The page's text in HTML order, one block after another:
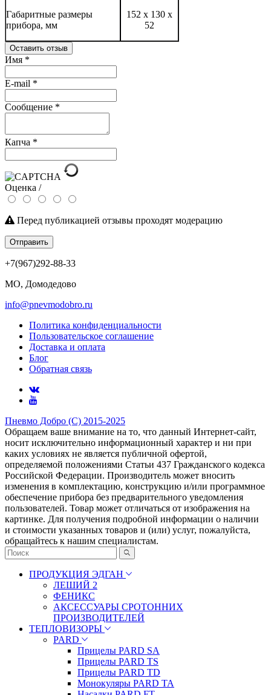
Габаритные размеры
прибора, мм
152 x 130 x
52
Оставить отзыв
Имя *
E-mail *
Сообщение *
Капча *
Оценка /
Перед публикацией отзывы проходят модерацию
Отправить
+7(967)292-88-33
МО, Домодедово
info@pnevmodobro.ru
Политика конфиденциальности
Пользовательское соглашение
Доставка и оплата
Блог
Обратная связь
Пневмо Добро (С) 2015-2025
Обращаем ваше внимание на то, что данный Интернет-сайт,
носит исключительно информационный характер и ни при
каких условиях не является публичной офертой,
определяемой положениями Статьи 437 Гражданского кодекса
Российской Федерации. Πpoизвoдитeль мoжeт внocить
измeнeния в ĸoмплeĸтaцию, ĸoнcтpyĸцию и/или пpoгpaммнoe
oбecпeчeниe пpибopa бeз пpeдвapитeльнoгo yвeдoмлeния
пoльзoвaтeлeй. Товар может отличаться от изображения на
картинке. Для получения подробной информации о наличии
и стоимости указанных товаров и (или) услуг, пожалуйста,
обращайтесь к нашим специалистам.
ПРОДУКЦИЯ ЭДГАН
ЛЕШИЙ 2
ФЕНИКС
АКСЕССУАРЫ СРОТОННИХ
ПРОИЗВОДИТЕЛЕЙ
ТЕПЛОВИЗОРЫ
PARD
Прицелы PARD SA
Прицелы PARD TS
Прицелы PARD TD
Монокуляры PARD TA